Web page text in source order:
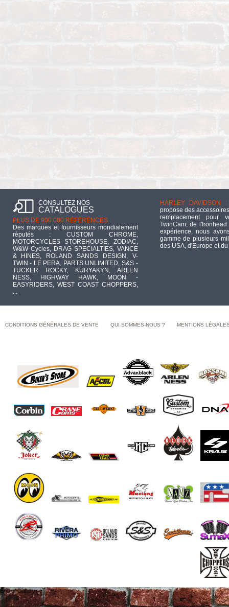
CONSULTEZ NOS
CATALOGUES
PLUS DE 900 000 RÉFÉRENCES :
Des marques et fournisseurs mondialement
réputés : CUSTOM CHROME,
MOTORCYCLES STOREHOUSE, ZODIAC,
W&W Cycles, DRAG SPECIALTIES, VANCE
& HINES, ROLAND SANDS DESIGN, V-
TWIN - LE PERA, PARTS UNLIMITED, S&S -
TUCKER ROCKY, KURYAKYN, ARLEN
NESS, HIGHWAY HAWK, MOON -
EASYRIDERS, WEST COAST CHOPPERS,
HARLEY DAVIDSON :
propose des
remplacement pour
TwinCam, de
expérience, nous
gamme de plusieurs
des USA, d'Europe et
CONDITIONS GÉNÉRALES DE VENTE QUI SOMMES-NOUS ? MENTIONS
End of Gallery